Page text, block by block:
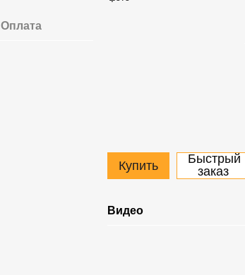
Оплата
Купить
Быстрый
заказ
Видео